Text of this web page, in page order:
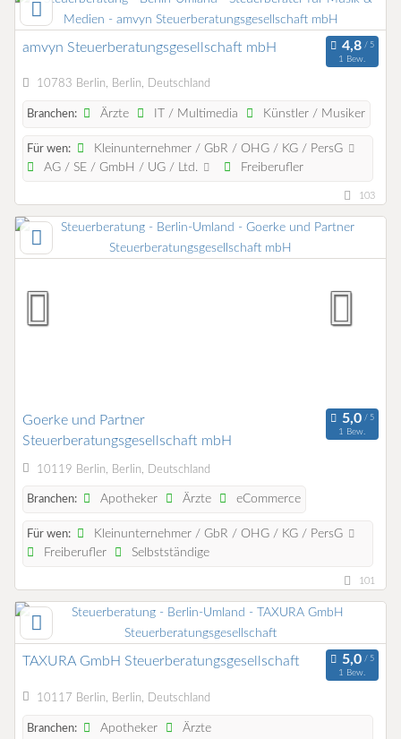
amvyn Steuerberatungsgesellschaft mbH
1 Bew.
10783 Berlin, Berlin, Deutschland
Branchen: Ärzte IT / Multimedia Künstler / Musiker
Für wen:
Kleinunternehmer / GbR / OHG / KG / PersG
AG / SE / GmbH / UG / Ltd.
Freiberufler
103
Goerke und Partner
Steuerberatungsgesellschaft mbH
1 Bew.
10119 Berlin, Berlin, Deutschland
Branchen: Apotheker Ärzte eCommerce
Für wen:
Kleinunternehmer / GbR / OHG / KG / PersG
Freiberufler
Selbstständige
101
TAXURA GmbH Steuerberatungsgesellschaft
1 Bew.
10117 Berlin, Berlin, Deutschland
Branchen: Apotheker
Ärzte